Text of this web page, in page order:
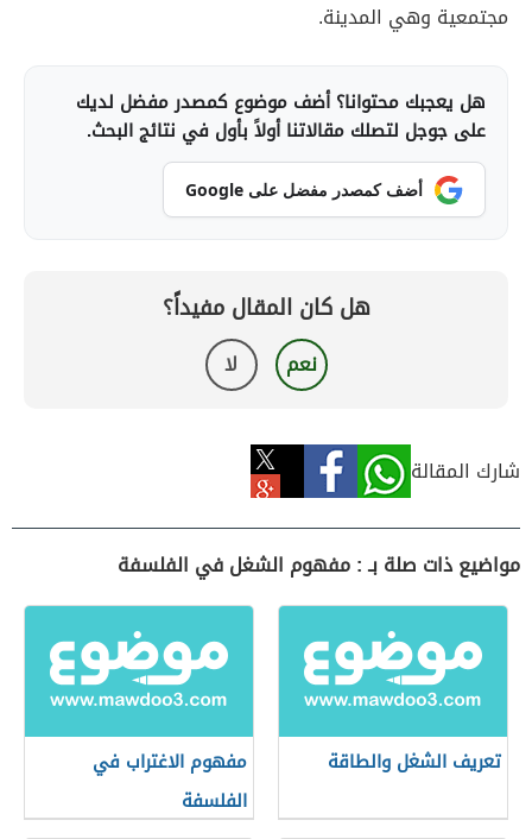
مجتمعية وهي المدينة.
هل يعجبك محتوانا؟ أضف موضوع كمصدر مفضل لديك
على جوجل لتصلك مقالاتنا أولاً بأول في نتائج البحث.
أضف كمصدر مفضل على Google
هل كان المقال مفيداً؟
نعم لا
شارك المقالة
مواضيع ذات صلة بـ : مفهوم الشغل في الفلسفة
تعريف الشغل والطاقة
مفهوم الاغتراب في
الفلسفة